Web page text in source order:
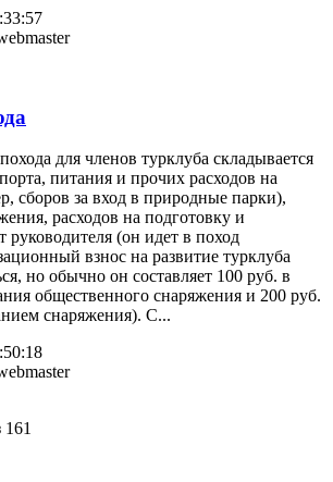
для членов турклуба складывается
питания и прочих расходов на
сборов за вход в природные парки),
расходов на подготовку и
руководителя (он идет в поход
взнос на развитие турклуба
но обычно он составляет 100 руб. в
общественного снаряжения и 200 руб.
снаряжения). С...